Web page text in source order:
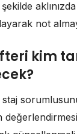
not
kim